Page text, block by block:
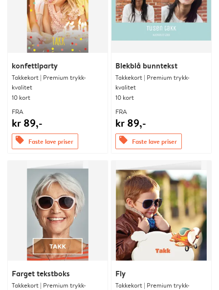
konfettiparty
Takkekort | Premium trykk-
kvalitet
10 kort
FRA
kr 89,-
offers Faste lave priser
Blekblå bunntekst
Takkekort | Premium trykk-
kvalitet
10 kort
FRA
kr 89,-
offers Faste lave priser
Farget tekstboks
Takkekort | Premium trykk-
Fly
Takkekort | Premium trykk-